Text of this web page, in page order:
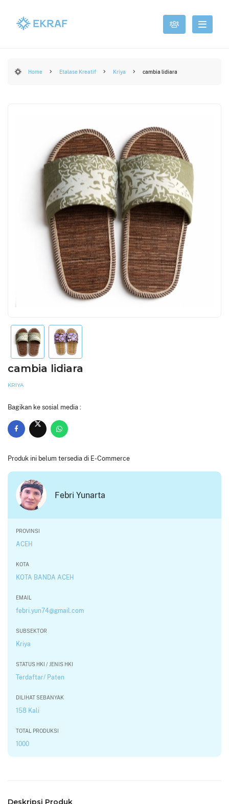
Home Etalase Kreatif Kriya cambia lidiara
cambia lidiara
KRIYA
Bagikan ke sosial media :
Produk ini belum tersedia di E-Commerce
Febri Yunarta
PROVINSI
ACEH
KOTA
KOTA BANDA ACEH
EMAIL
febri.yun74@gmail.com
SUBSEKTOR
Kriya
STATUS HKI / JENIS HKI
Terdaftar/ Paten
DILIHAT SEBANYAK
158 Kali
TOTAL PRODUKSI
1000
Deskripsi Produk